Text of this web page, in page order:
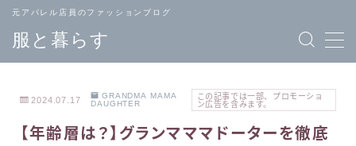
服と暮らす
元アパレル店員のファッションブログ
TOPページ
ブランド
2024.07.17
GRANDMA MAMA
DAUGHTER
この記事では一部、プロモーショ
ン広告を含みます。
【年齢層は？】グランマママドーターを徹底